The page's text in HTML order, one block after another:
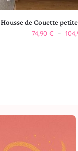
Housse de Couette
74,90€ –